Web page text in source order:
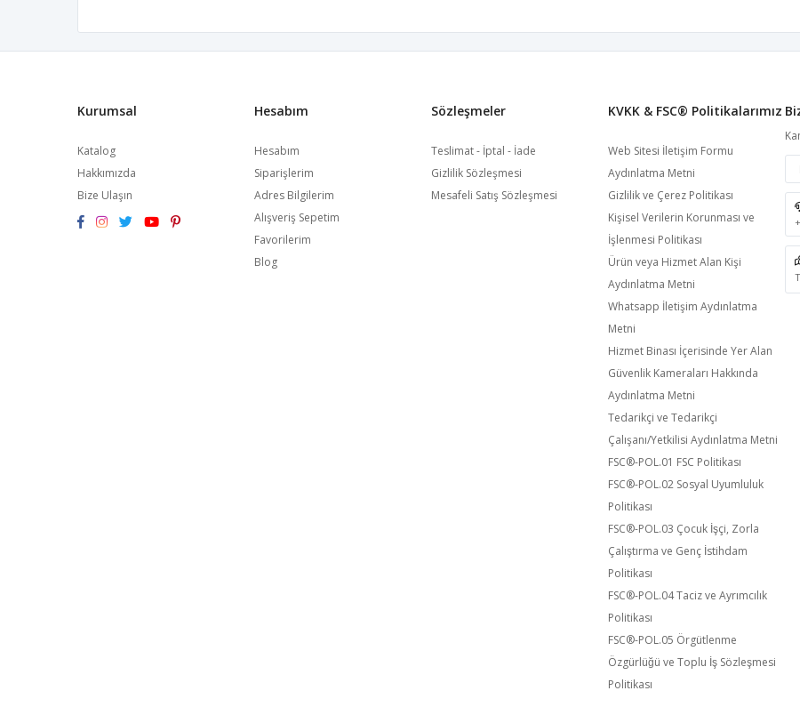
Kurumsal
Katalog
Hakkımızda
Bize Ulaşın
Hesabım
Hesabım
Siparişlerim
Adres Bilgilerim
Alışveriş Sepetim
Favorilerim
Blog
Sözleşmeler
Teslimat - İptal - İade
Gizlilik Sözleşmesi
Mesafeli Satış Sözleşmesi
KVKK & FSC®️ Politikalarımız
Web Sitesi İletişim Formu
Aydınlatma Metni
Gizlilik ve Çerez Politikası
Kişisel Verilerin Korunması ve
İşlenmesi Politikası
Ürün veya Hizmet Alan Kişi
Aydınlatma Metni
Whatsapp İletişim Aydınlatma
Metni
Hizmet Binası İçerisinde Yer Alan
Güvenlik Kameraları Hakkında
Aydınlatma Metni
Tedarikçi ve Tedarikçi
Çalışanı/Yetkilisi Aydınlatma Metni
FSC®️-POL.01 FSC Politikası
FSC®️-POL.02 Sosyal Uyumluluk
Politikası
FSC®️-POL.03 Çocuk İşçi, Zorla
Çalıştırma ve Genç İstihdam
Politikası
FSC®️-POL.04 Taciz ve Ayrımcılık
Politikası
FSC®️-POL.05 Örgütlenme
Özgürlüğü ve Toplu İş Sözleşmesi
Politikası